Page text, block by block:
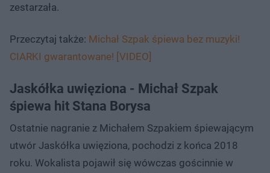
zestarzała.
Przeczytaj także: Michał Szpak śpiewa bez muzyki!
CIARKI gwarantowane! [VIDEO]
Jaskółka uwięziona - Michał Szpak
śpiewa hit Stana Borysa
Ostatnie nagranie z Michałem Szpakiem śpiewającym
utwór Jaskółka uwięziona, pochodzi z końca 2018
roku. Wokalista pojawił się wówczas gościnnie w